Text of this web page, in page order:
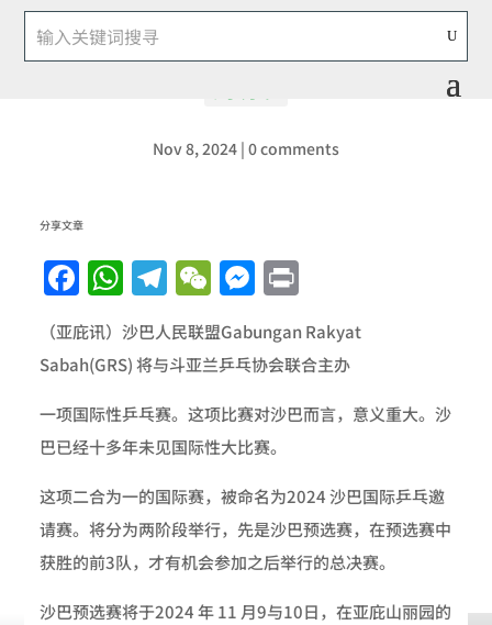
2024 沙巴国际乒乓邀请赛简章
Nov 8, 2024 | 0 comments
分享文章
Facebook
WhatsApp
Telegram
WeChat
Messenger
Print
（亚庇讯）沙巴人民联盟Gabungan Rakyat
Sabah(GRS) 将与斗亚兰乒乓协会联合主办
一项国际性乒乓赛。这项比赛对沙巴而言，意义重大。沙
巴已经十多年未见国际性大比赛。
这项二合为一的国际赛，被命名为2024 沙巴国际乒乓邀
请赛。将分为两阶段举行，先是沙巴预选赛，在预选赛中
获胜的前3队，才有机会参加之后举行的总决赛。
沙巴预选赛将于2024 年 11 月9与10日，在亚庇山丽园的